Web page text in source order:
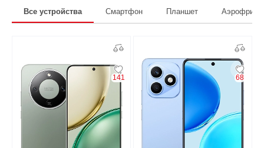
Все устройства Смартфон Планшет
141 68